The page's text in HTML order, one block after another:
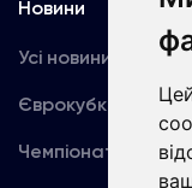
Новини
Усі новини
Єврокубки
Чемпіонат України